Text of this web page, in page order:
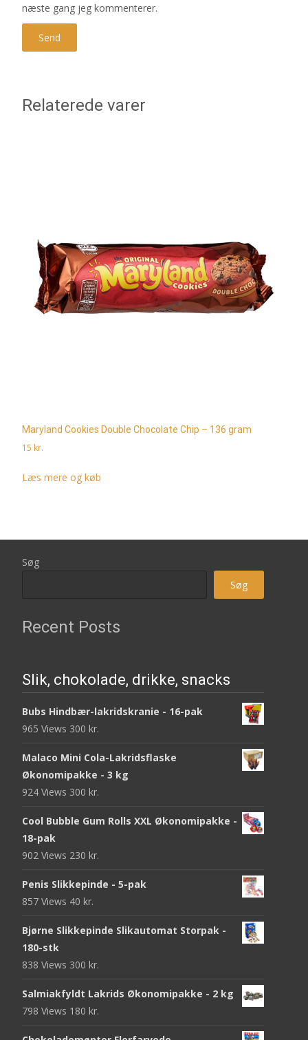
næste gang jeg kommenterer.
Relaterede varer
Maryland Cookies Double Chocolate Chip – 136 gram
15 kr.
Læs mere og køb
Søg
Søg
Recent Posts
Slik, chokolade, drikke, snacks
Bubs Hindbær-lakridskranie - 16-pak
965 Views 300 kr.
Malaco Mini Cola-Lakridsflaske
Økonomipakke - 3 kg
924 Views 300 kr.
Cool Bubble Gum Rolls XXL Økonomipakke -
18-pak
902 Views 230 kr.
Penis Slikkepinde - 5-pak
857 Views 40 kr.
Bjørne Slikkepinde Slikautomat Storpak -
180-stk
838 Views 300 kr.
Salmiakfyldt Lakrids Økonomipakke - 2 kg
798 Views 180 kr.